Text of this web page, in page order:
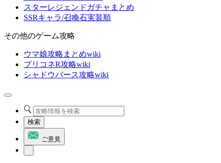
スターレジェンドガチャまとめ
SSRキャラ/召喚石実装順
その他のゲーム攻略
ウマ娘攻略まとめwiki
プリコネR攻略wiki
シャドウバース攻略wiki
検索
ご意見